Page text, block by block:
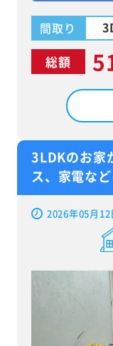
間取り
総額
3LDKのお家
ス、家電な
2026年05月12